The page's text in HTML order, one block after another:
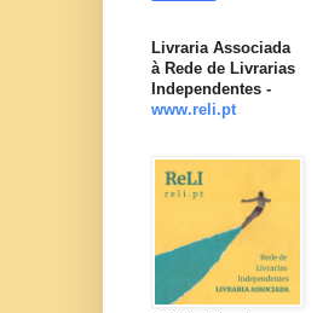
Livraria Associada
à Rede de Livrarias
Independentes -
www.reli.pt